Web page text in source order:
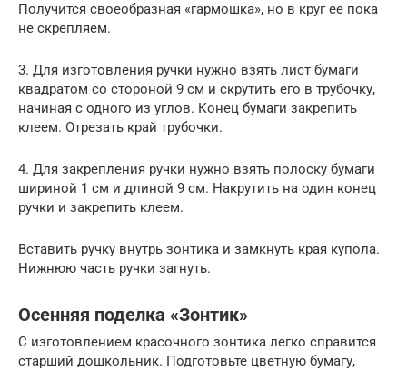
Получится своеобразная «гармошка», но в круг ее пока
не скрепляем.
3. Для изготовления ручки нужно взять лист бумаги
квадратом со стороной 9 см и скрутить его в трубочку,
начиная с одного из углов. Конец бумаги закрепить
клеем. Отрезать край трубочки.
4. Для закрепления ручки нужно взять полоску бумаги
шириной 1 см и длиной 9 см. Накрутить на один конец
ручки и закрепить клеем.
Вставить ручку внутрь зонтика и замкнуть края купола.
Нижнюю часть ручки загнуть.
Осенняя поделка «Зонтик»
С изготовлением красочного зонтика легко справится
старший дошкольник. Подготовьте цветную бумагу,